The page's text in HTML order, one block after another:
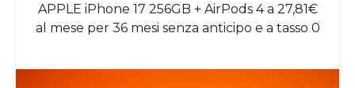
APPLE iPhone 17 256GB + AirPods 4 a 27,81€
al mese per 36 mesi senza anticipo e a tasso 0